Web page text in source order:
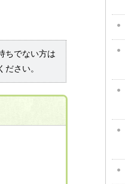
ちでない方は
さい。